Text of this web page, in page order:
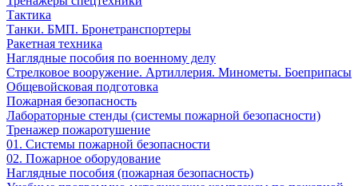
Тактика
Танки. БМП. Бронетранспортеры
Ракетная техника
Наглядные пособия по военному делу
Стрелковое вооружение. Артиллерия. Минометы. Боеприпасы
Общевойсковая подготовка
Пожарная безопасность
Лабораторные стенды (системы пожарной безопасности)
Тренажер пожаротушение
01. Системы пожарной безопасности
02. Пожарное оборудование
Наглядные пособия (пожарная безопасность)